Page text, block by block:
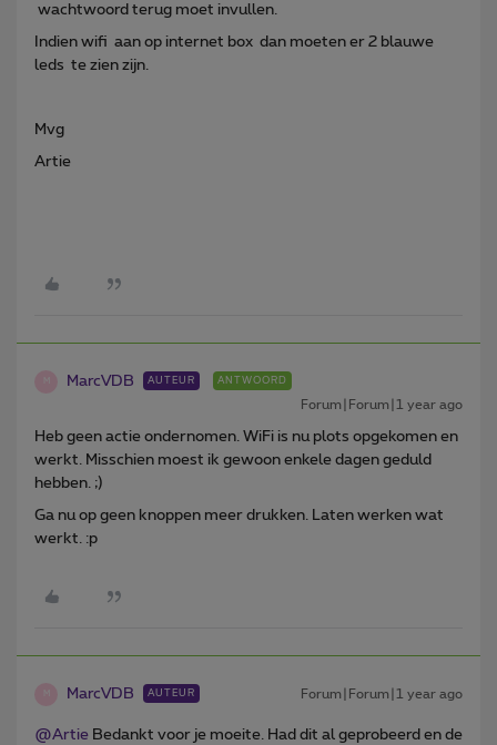
wachtwoord terug moet invullen.
Indien wifi aan op internet box dan moeten er 2 blauwe
leds te zien zijn.
Mvg
Artie
MarcVDB AUTEUR ANTWOORD
Forum|Forum|1 year ago
Heb geen actie ondernomen. WiFi is nu plots opgekomen en
werkt. Misschien moest ik gewoon enkele dagen geduld
hebben. ;)
Ga nu op geen knoppen meer drukken. Laten werken wat
werkt. :p
MarcVDB AUTEUR Forum|Forum|1 year ago
@Artie Bedankt voor je moeite. Had dit al geprobeerd en de